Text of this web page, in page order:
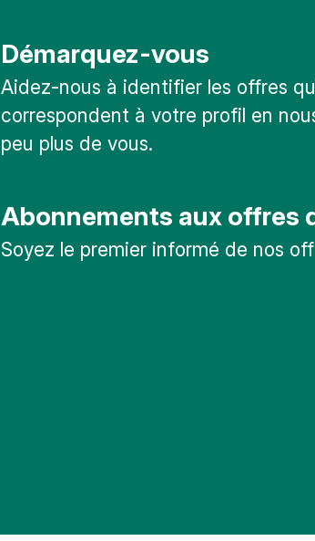
Démarquez-vous
Aidez-nous à identifier les offres
correspondent à votre profil en
peu plus de vous.
Abonnements aux offres
Soyez le premier informé de nos